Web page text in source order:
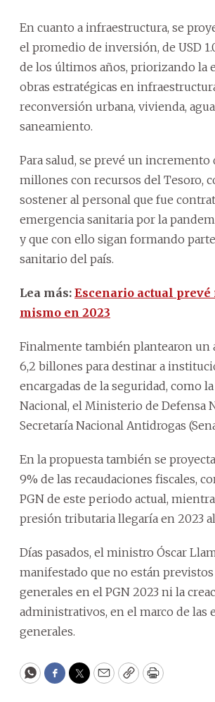
En cuanto a infraestructura, se
el promedio de inversión, de USD
de los últimos años, priorizando la
obras estratégicas en
reconversión urbana, vivienda,
saneamiento.
Para salud, se prevé un incremento
millones con recursos del Tesoro,
sostener al personal que fue
emergencia sanitaria por la
y que con ello sigan formando
sanitario del país.
Lea más: Escenario actual prevé
mismo en 2023
Finalmente también plantearon un
6,2 billones para destinar a
encargadas de la seguridad, como
Nacional, el Ministerio de Defensa
Secretaría Nacional Antidrogas
En la propuesta también se
9% de las recaudaciones fiscales,
PGN de este periodo actual,
presión tributaria llegaría en 2023 al
Días pasados, el ministro Óscar
manifestado que no están
generales en el PGN 2023 ni la
administrativos, en el marco de las
generales.
WhatsApp
Facebook
Twitter
EmailCopyPrint